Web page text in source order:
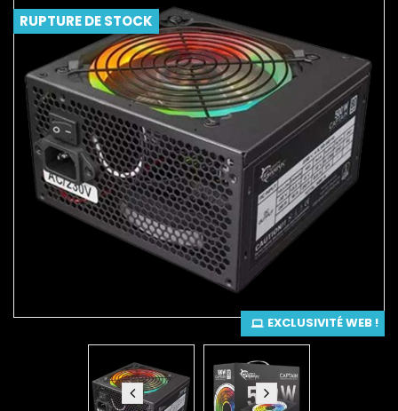
EXCLUSIVITÉ WEB !
RUPTURE DE STOCK